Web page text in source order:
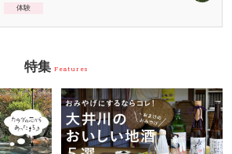
体験
特集 Features